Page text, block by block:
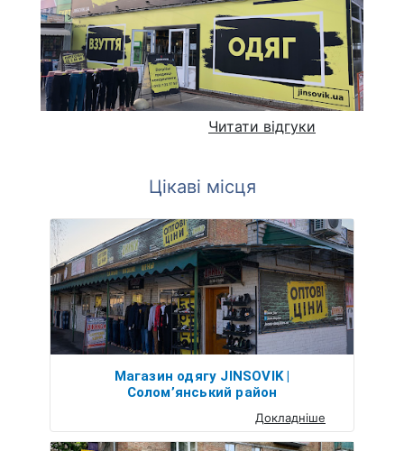
Читати відгуки
Цікаві місця
Магазин одягу JINSOVIK |
Солом’янський район
Докладніше